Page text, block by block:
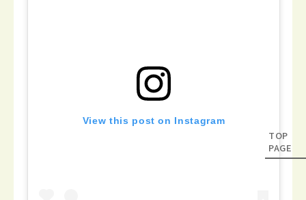
View this post on Instagram
TOP
PAGE